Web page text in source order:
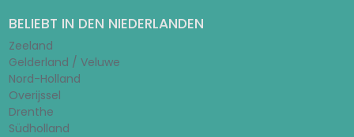
BELIEBT IN DEN NIEDERLANDEN
Zeeland
Gelderland / Veluwe
Nord-Holland
Overijssel
Drenthe
Südholland